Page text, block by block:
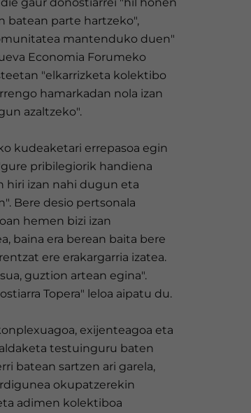
batean parte hartzeko",
mantenduko duen"
Economia Forumeko
"elkarrizketa kolektibo
hamarkadan nola izan
azaltzeko".
kudeaketari errepasoa egin
pribilegiorik handiena
hiri izan nahi dugun eta
Bere desio pertsonala
hemen bizi izan
baina era berean baita bere
ere erakargarria izatea.
guztion artean egina".
Topera" leloa aipatu du.
exijenteagoa eta
testuinguru baten
batean sartzen ari garela,
okupatzerekin
adimen kolektiboa